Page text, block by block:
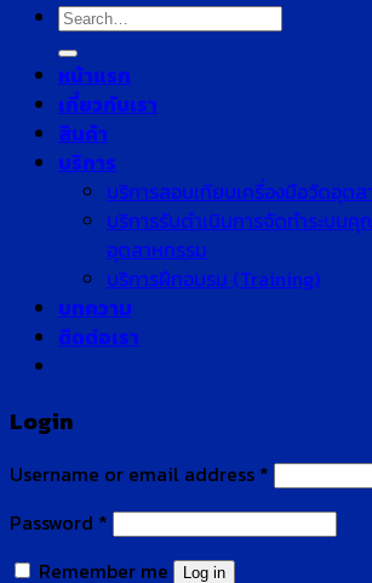
Search
for:
หน้าแรก
เกี่ยวกับเรา
สินค้า
บริการ
บริการสอบเทียบเครื่องมือวัดอุตส
บริการรับดำเนินการจัดทำระบบคุ
อุตสาหกรรม
บริการฝึกอบรม (Training)
บทความ
ติดต่อเรา
Login
Username or email address *
Password *
Remember me
Log in